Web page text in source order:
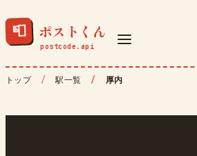
📮 ポストくん
トップ 駅一覧 厚内